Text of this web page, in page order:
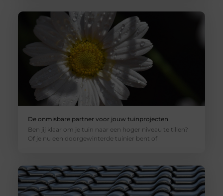
De onmisbare partner voor jouw tuinprojecten
Ben jij klaar om je tuin naar een hoger niveau te tillen?
Of je nu een doorgewinterde tuinier bent of